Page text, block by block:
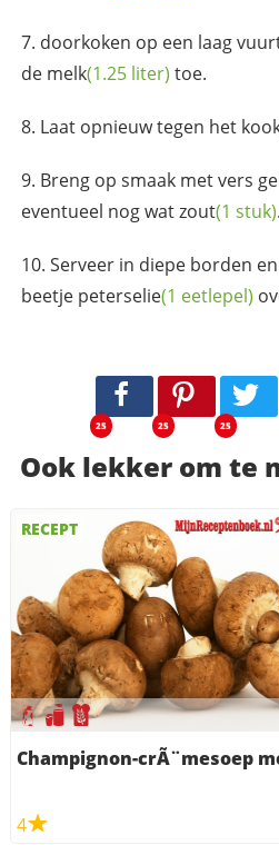
doorkoken op een laag
de melk(1.25 liter) toe.
Laat opnieuw tegen het
Breng op smaak met vers
eventueel nog watzout(1 stuk).
Serveer in diepe borden
beetje peterselie(1 eetlepel)
25 25 25
Ook lekker om te
RECEPT
Champignon-crÃ¨mesoep
4